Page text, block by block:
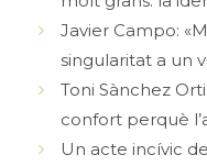
Javier Campo:
singularitat a un
Toni Sànchez
confort perquè
Un acte incívic